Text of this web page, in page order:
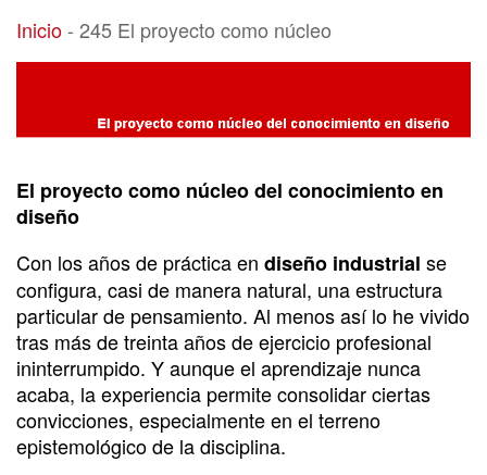
245 El proyecto como núcleo
Inicio- 245 El proyecto como núcleo
El proyecto como núcleo del conocimiento en
diseño
Con los años de práctica en diseño industrial se
configura, casi de manera natural, una estructura
particular de pensamiento. Al menos así lo he vivido
tras más de treinta años de ejercicio profesional
ininterrumpido. Y aunque el aprendizaje nunca
acaba, la experiencia permite consolidar ciertas
convicciones, especialmente en el terreno
epistemológico de la disciplina.